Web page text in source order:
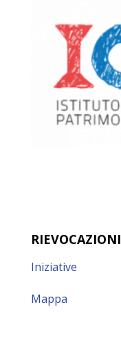
RIEVOCAZIONI
Iniziative
Mappa